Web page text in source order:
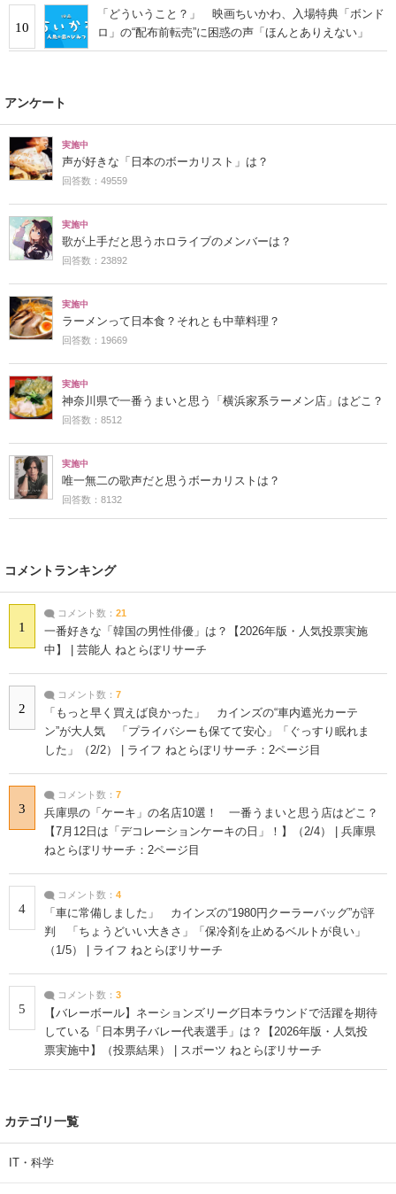
10
「どういうこと？」 映画ちいかわ、入場特典「ボンド
ロ」の“配布前転売”に困惑の声「ほんとありえない」
アンケート
実施中
声が好きな「日本のボーカリスト」は？
回答数：49559
実施中
歌が上手だと思うホロライブのメンバーは？
回答数：23892
実施中
ラーメンって日本食？それとも中華料理？
回答数：19669
実施中
神奈川県で一番うまいと思う「横浜家系ラーメン店」はどこ？
回答数：8512
実施中
唯一無二の歌声だと思うボーカリストは？
回答数：8132
コメントランキング
1
コメント数： 21
一番好きな「韓国の男性俳優」は？【2026年版・人気投票実施
中】 | 芸能人 ねとらぼリサーチ
2
コメント数： 7
「もっと早く買えば良かった」 カインズの“車内遮光カーテ
ン”が大人気 「プライバシーも保てて安心」「ぐっすり眠れま
した」（2/2） | ライフ ねとらぼリサーチ：2ページ目
3
コメント数： 7
兵庫県の「ケーキ」の名店10選！ 一番うまいと思う店はどこ？
【7月12日は「デコレーションケーキの日」！】（2/4） | 兵庫県
ねとらぼリサーチ：2ページ目
4
コメント数： 4
「車に常備しました」 カインズの“1980円クーラーバッグ”が評
判 「ちょうどいい大きさ」「保冷剤を止めるベルトが良い」
（1/5） | ライフ ねとらぼリサーチ
5
コメント数： 3
【バレーボール】ネーションズリーグ日本ラウンドで活躍を期待
している「日本男子バレー代表選手」は？【2026年版・人気投
票実施中】（投票結果） | スポーツ ねとらぼリサーチ
カテゴリ一覧
IT・科学